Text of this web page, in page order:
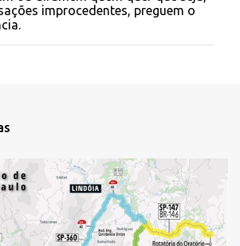
improcedentes, preguem o